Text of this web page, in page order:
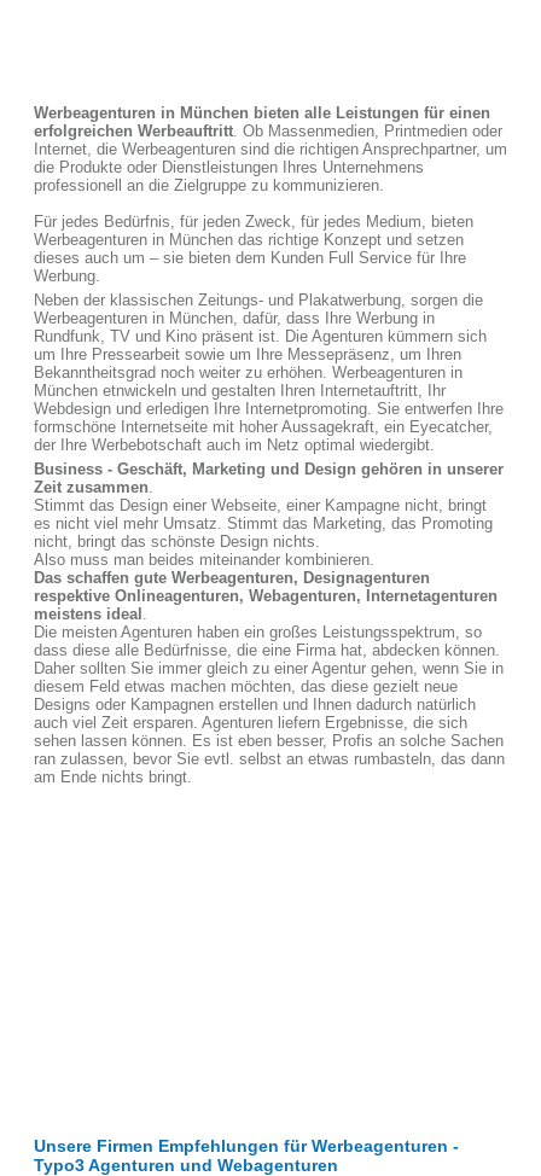
Werbeagenturen in München bieten alle Leistungen für einen
erfolgreichen Werbeauftritt. Ob Massenmedien, Printmedien oder
Internet, die Werbeagenturen sind die richtigen Ansprechpartner, um
die Produkte oder Dienstleistungen Ihres Unternehmens
professionell an die Zielgruppe zu kommunizieren.
Für jedes Bedürfnis, für jeden Zweck, für jedes Medium, bieten
Werbeagenturen in München das richtige Konzept und setzen
dieses auch um – sie bieten dem Kunden Full Service für Ihre
Werbung.
Neben der klassischen Zeitungs- und Plakatwerbung, sorgen die
Werbeagenturen in München, dafür, dass Ihre Werbung in
Rundfunk, TV und Kino präsent ist. Die Agenturen kümmern sich
um Ihre Pressearbeit sowie um Ihre Messepräsenz, um Ihren
Bekanntheitsgrad noch weiter zu erhöhen. Werbeagenturen in
München etnwickeln und gestalten Ihren Internetauftritt, Ihr
Webdesign und erledigen Ihre Internetpromoting. Sie entwerfen Ihre
formschöne Internetseite mit hoher Aussagekraft, ein Eyecatcher,
der Ihre Werbebotschaft auch im Netz optimal wiedergibt.
Business - Geschäft, Marketing und Design gehören in unserer
Zeit zusammen.
Stimmt das Design einer Webseite, einer Kampagne nicht, bringt
es nicht viel mehr Umsatz. Stimmt das Marketing, das Promoting
nicht, bringt das schönste Design nichts.
Also muss man beides miteinander kombinieren.
Das schaffen gute Werbeagenturen, Designagenturen
respektive Onlineagenturen, Webagenturen, Internetagenturen
meistens ideal .
Die meisten Agenturen haben ein großes Leistungsspektrum, so
dass diese alle Bedürfnisse, die eine Firma hat, abdecken können.
Daher sollten Sie immer gleich zu einer Agentur gehen, wenn Sie in
diesem Feld etwas machen möchten, das diese gezielt neue
Designs oder Kampagnen erstellen und Ihnen dadurch natürlich
auch viel Zeit ersparen. Agenturen liefern Ergebnisse, die sich
sehen lassen können. Es ist eben besser, Profis an solche Sachen
ran zulassen, bevor Sie evtl. selbst an etwas rumbasteln, das dann
am Ende nichts bringt.
Unsere Firmen Empfehlungen für Werbeagenturen -
Typo3 Agenturen und Webagenturen